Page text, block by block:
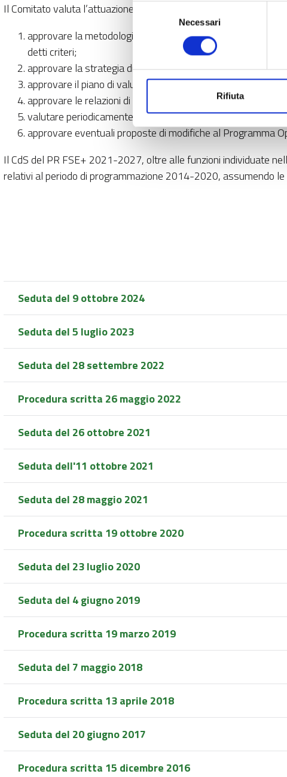
Selezione
consenso
Necessari
Rifiuta
Il Comitato valuta l’attuazione dei programmi e i progressi
approvare la metodologia e i criteri usati per la selezione
detti criteri;
approvare la strategia di comunicazione del Programma
approvare il piano di valutazione del Programma
approvare le relazioni di attuazione annuali e finali;
valutare periodicamente l’avanzamento del Programma
approvare eventuali proposte di modifiche al Programma
Il CdS del PR FSE+ 2021-2027, oltre alle funzioni individuate
relativi al periodo di programmazione 2014-2020, assumendo
Seduta del 9 ottobre 2024
Seduta del 5 luglio 2023
Seduta del 28 settembre 2022
Procedura scritta 26 maggio 2022
Seduta del 26 ottobre 2021
Seduta dell'11 ottobre 2021
Seduta del 28 maggio 2021
Procedura scritta 19 ottobre 2020
Seduta del 23 luglio 2020
Seduta del 4 giugno 2019
Procedura scritta 19 marzo 2019
Seduta del 7 maggio 2018
Procedura scritta 13 aprile 2018
Seduta del 20 giugno 2017
Procedura scritta 15 dicembre 2016